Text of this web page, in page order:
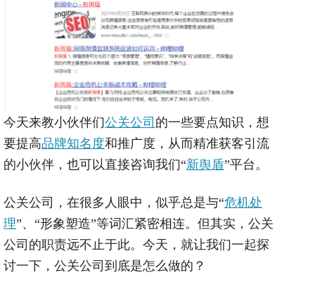
今天来教小伙伴们公关公司 的一些要点知识，想
要提高品牌知名度和推广度，从而精准获客引流
的小伙伴，也可以直接咨询我们“新舆盾”平台。
公关公司，在很多人眼中，似乎总是与“危机处
理”、“形象塑造”等词汇紧密相连。但其实，公关
公司的职责远不止于此。今天，就让我们一起探
讨一下，公关公司到底是怎么做的？